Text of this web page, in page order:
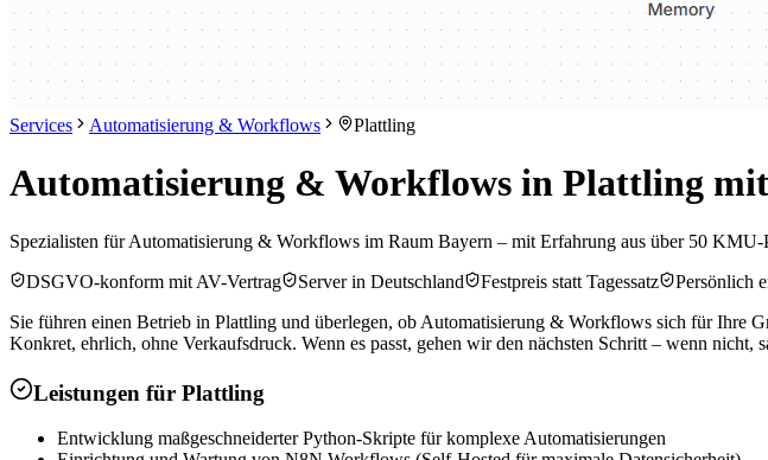
Services Automatisierung & Workflows Plattling
Automatisierung & Workflows in Plattling
Spezialisten für Automatisierung & Workflows im Raum Bayern – mit Erfahrung aus über 50 KMU-
DSGVO-konform mit AV-Vertrag
Server in Deutschland Festpreis statt Tagessatz
Persönlich
Sie führen einen Betrieb in Plattling und überlegen, ob Automatisierung & Workflows sich für Ihre
Konkret, ehrlich, ohne Verkaufsdruck. Wenn es passt, gehen wir den nächsten Schritt – wenn nicht,
Leistungen für Plattling
Entwicklung maßgeschneiderter Python-Skripte für komplexe Automatisierungen